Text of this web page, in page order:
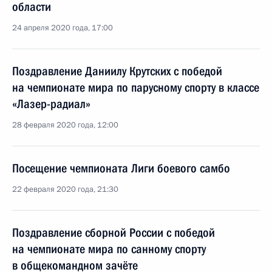
области
24 апреля 2020 года, 17:00
Поздравление Даниилу Крутских с победой
на чемпионате мира по парусному спорту в классе
«Лазер-радиал»
28 февраля 2020 года, 12:00
Посещение чемпионата Лиги боевого самбо
22 февраля 2020 года, 21:30
Поздравление сборной России с победой
на чемпионате мира по санному спорту
в общекомандном зачёте